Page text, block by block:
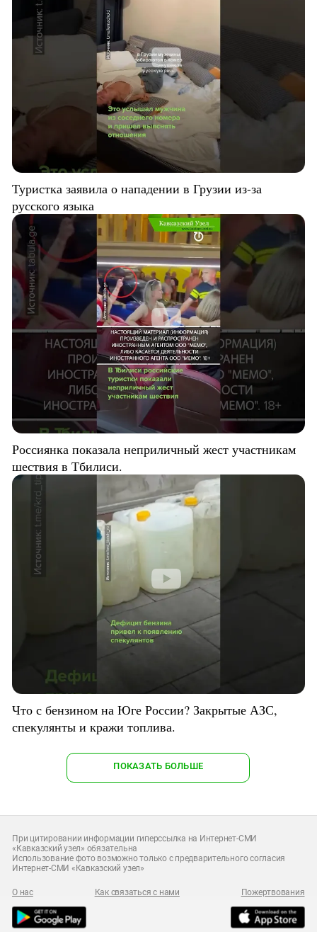
Туристка заявила о нападении в Грузии из-за
русского языка
Россиянка показала неприличный жест участникам
шествия в Тбилиси.
Что с бензином на Юге России? Закрытые АЗС,
спекулянты и кражи топлива.
ПОКАЗАТЬ БОЛЬШЕ
При цитировании информации гиперссылка на Интернет-СМИ
«Кавказский узел» обязательна
Использование фото возможно только с предварительного согласия
Интернет-СМИ «Кавказский узел»
О нас Как связаться с нами Пожертвования